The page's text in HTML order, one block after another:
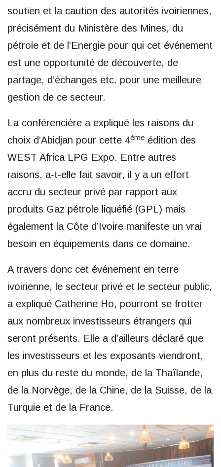
soutien et la caution des autorités ivoiriennes,
précisément du Ministère des Mines, du
pétrole et de l’Energie pour qui cet événement
est une opportunité de découverte, de
partage, d’échanges etc. pour une meilleure
gestion de ce secteur.
La conférencière a expliqué les raisons du
choix d’Abidjan pour cette 4ème édition des
WEST Africa LPG Expo. Entre autres
raisons, a-t-elle fait savoir, il y a un effort
accru du secteur privé par rapport aux
produits Gaz pétrole liquéfié (GPL) mais
également la Côte d’Ivoire manifeste un vrai
besoin en équipements dans ce domaine.
A travers donc cet événement en terre
ivoirienne, le secteur privé et le secteur public,
a expliqué Catherine Ho, pourront se frotter
aux nombreux investisseurs étrangers qui
seront présents. Elle a d’ailleurs déclaré que
les investisseurs et les exposants viendront,
en plus du reste du monde, de la Thaïlande,
de la Norvège, de la Chine, de la Suisse, de la
Turquie et de la France.